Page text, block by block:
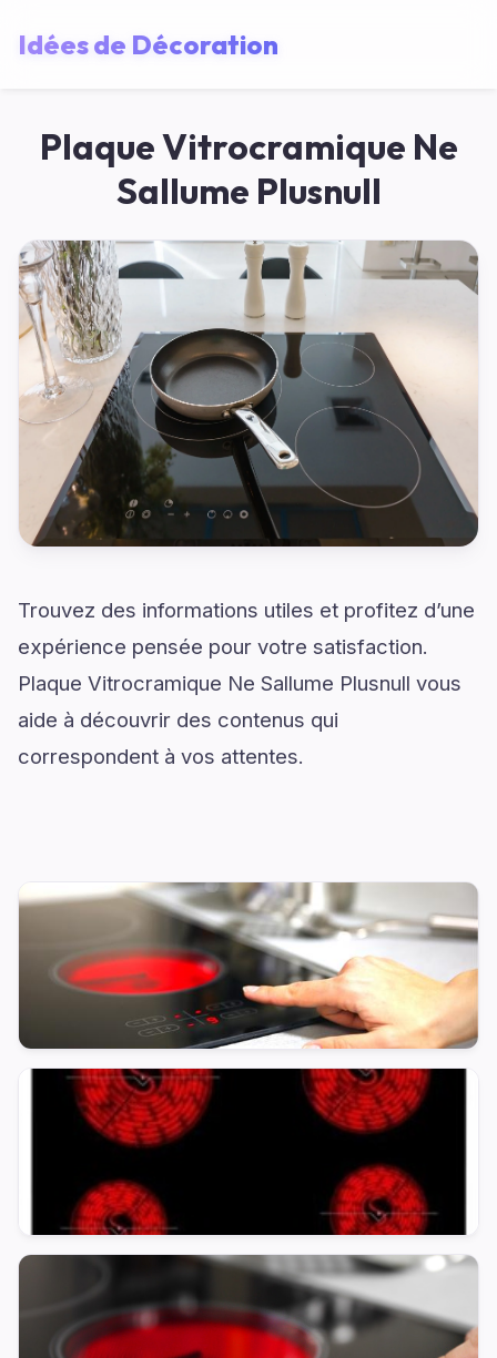
Idées de Décoration
Plaque Vitrocramique Ne
Sallume Plusnull
Trouvez des informations utiles et profitez d’une
expérience pensée pour votre satisfaction.
Plaque Vitrocramique Ne Sallume Plusnull vous
aide à découvrir des contenus qui
correspondent à vos attentes.